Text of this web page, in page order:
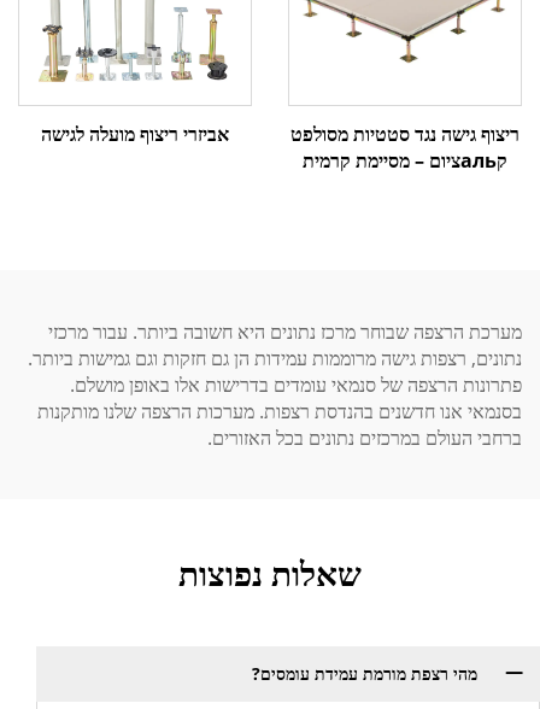
ריצוף גישה נגד סטטיות מסולפט
קальציום – מסיימת קרמית
אביזרי ריצוף מועלה לגישה
מערכת הרצפה שבוחר מרכז נתונים היא חשובה ביותר. עבור מרכזי
נתונים, רצפות גישה מרוממות עמידות הן גם חזקות וגם גמישות ביותר.
פתרונות הרצפה של סנמאי עומדים בדרישות אלו באופן מושלם.
בסנמאי אנו חדשנים בהנדסת רצפות. מערכות הרצפה שלנו מותקנות
ברחבי העולם במרכזים נתונים בכל האזורים.
שאלות נפוצות
מהי רצפת מורמת עמידת עומסים?